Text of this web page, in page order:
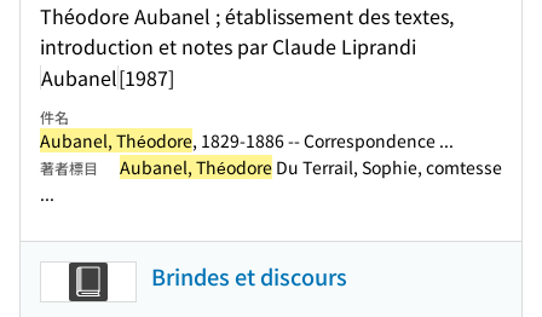
Théodore Aubanel ; établissement des textes,
introduction et notes par Claude Liprandi
Aubanel[1987]
件名
Aubanel, Théodore, 1829-1886 -- Correspondence ...
著者標目 Aubanel, Théodore Du Terrail, Sophie, comtesse
...
Brindes et discours